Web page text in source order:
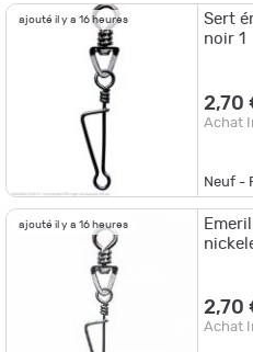
ajouté il y a 16 heures
Sert
noir 1
2,70
Achat
Neuf -
ajouté il y a 16 heures
2,70
Achat